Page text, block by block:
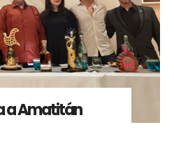
a Amatitán